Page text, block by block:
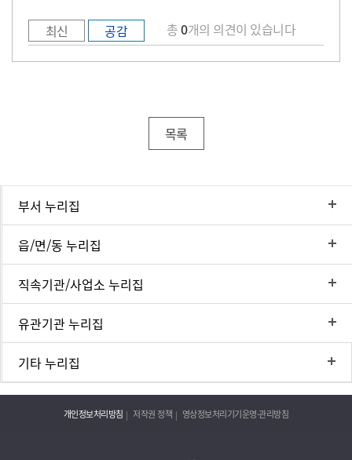
최신 공감 총0개의 의견이 있습니다
목록
부서 누리집
읍/면/동 누리집
직속기관/사업소 누리집
유관기관 누리집
기타 누리집
개인정보처리방침 저작권 정책 영상정보처리기기운영·관리방침